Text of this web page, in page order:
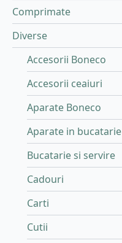
Comprimate
Diverse
Accesorii Boneco
Accesorii ceaiuri
Aparate Boneco
Aparate in bucatarie
Bucatarie si servire
Cadouri
Carti
Cutii